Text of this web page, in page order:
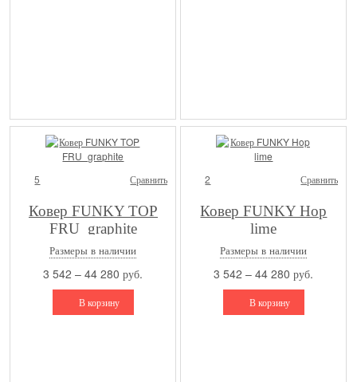
5 Сравнить
Ковер FUNKY TOP
FRU_graphite
Размеры в наличии
3 542 – 44 280 руб.
В корзину
2 Сравнить
Ковер FUNKY Hop
lime
Размеры в наличии
3 542 – 44 280 руб.
В корзину